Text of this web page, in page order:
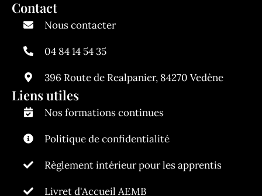
Contact
Nous contacter
04 84 14 54 35
396 Route de Realpanier, 84270 Vedène
Liens utiles
Nos formations continues
Politique de confidentialité
Règlement intérieur pour les apprentis
Livret d'Accueil AEMB